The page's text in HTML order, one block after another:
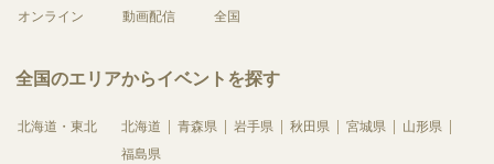
オンライン 動画配信 全国
全国のエリアからイベントを探す
北海道・東北 北海道 青森県 岩手県 秋田県 宮城県
山形県
福島県